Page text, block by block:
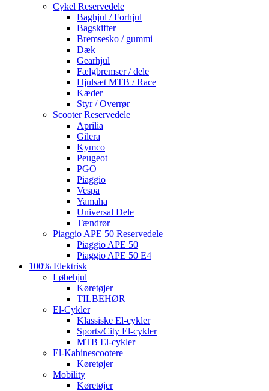
Cykel Reservedele
Baghjul / Forhjul
Bagskifter
Bremsesko / gummi
Dæk
Gearhjul
Fælgbremser / dele
Hjulsæt MTB / Race
Kæder
Styr / Overrør
Scooter Reservedele
Aprilia
Gilera
Kymco
Peugeot
PGO
Piaggio
Vespa
Yamaha
Universal Dele
Tændrør
Piaggio APE 50 Reservedele
Piaggio APE 50
Piaggio APE 50 E4
100% Elektrisk
Løbehjul
Køretøjer
TILBEHØR
El-Cykler
Klassiske El-cykler
Sports/City El-cykler
MTB El-cykler
El-Kabinescootere
Køretøjer
Mobility
Køretøjer